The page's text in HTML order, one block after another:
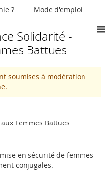
Solidarité -
Battues
soumises à modération
? Mode d'emploi